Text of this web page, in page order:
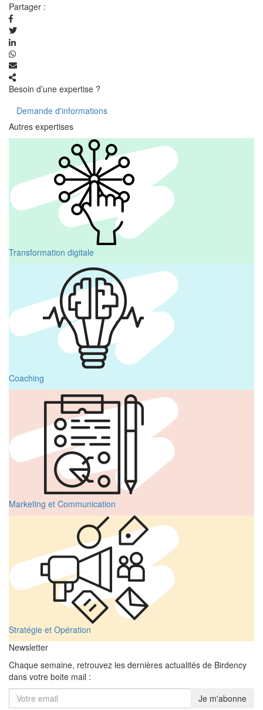
Partager :
Besoin d’une expertise ?
Demande d'informations
Autres expertises
Transformation digitale
Coaching
Marketing et Communication
Stratégie et Opération
Newsletter
Chaque semaine, retrouvez les dernières actualités de Birdency
dans votre boite mail :